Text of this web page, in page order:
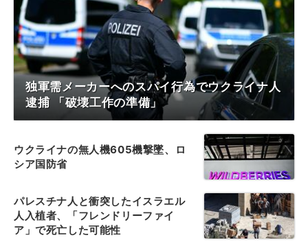
独軍需メーカーへのスパイ行為でウクライナ人
逮捕 「破壊工作の準備」
ウクライナの無人機605機撃墜、ロ
シア国防省
パレスチナ人と衝突したイスラエル
人入植者、「フレンドリーファイ
ア」で死亡した可能性